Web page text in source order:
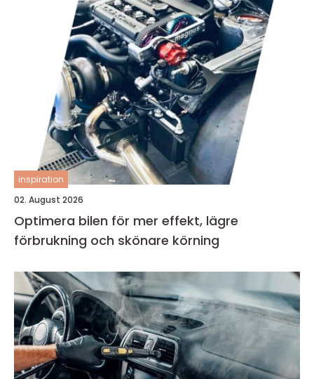
inspiration
02. August 2026
Optimera bilen för mer effekt, lägre
förbrukning och skönare körning